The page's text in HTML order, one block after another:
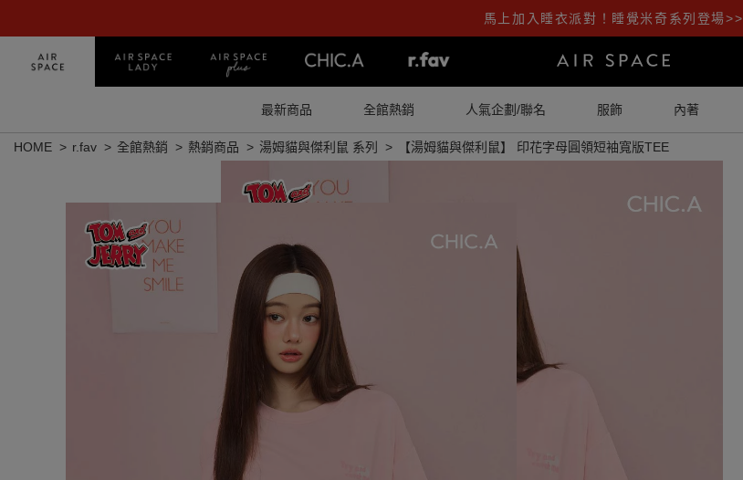
馬上加入睡衣派對！睡覺米奇系列登場>>
最新商品 全館熱銷 人氣企劃/聯名 服飾 內著
HOME r.fav 全館熱銷 熱銷商品 湯姆貓與傑利鼠 系列 【湯姆貓與傑利鼠】 印花字母圓領短袖寬版TEE